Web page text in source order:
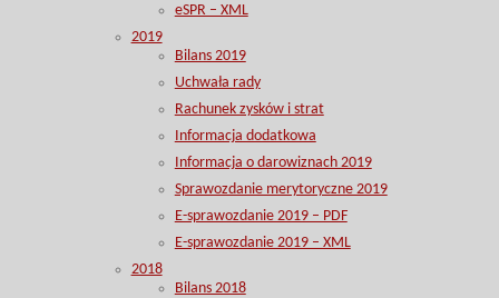
eSPR – XML
2019
Bilans 2019
Uchwała rady
Rachunek zysków i strat
Informacja dodatkowa
Informacja o darowiznach 2019
Sprawozdanie merytoryczne 2019
E-sprawozdanie 2019 – PDF
E-sprawozdanie 2019 – XML
2018
Bilans 2018